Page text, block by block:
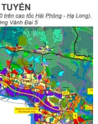
bảo không bị va đập
Tuệ/TTXVN)
phủ vừa có văn bản
ý kiến chỉ đạo của
Văn Thành yêu cầu
quả bão số 5 và chủ